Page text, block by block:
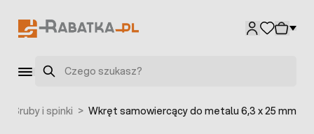
Szukaj
Śruby i spinki > Wkręt samowiercący do metalu 6,3 x 25 mm